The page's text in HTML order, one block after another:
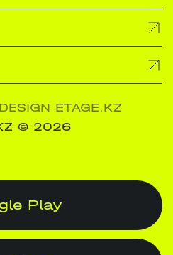
DESIGN ETAGE.KZ
© 2026
Play